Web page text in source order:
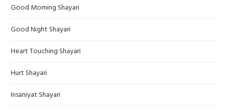
Good Morning Shayari
Good Night Shayari
Heart Touching Shayari
Hurt Shayari
Insaniyat Shayari